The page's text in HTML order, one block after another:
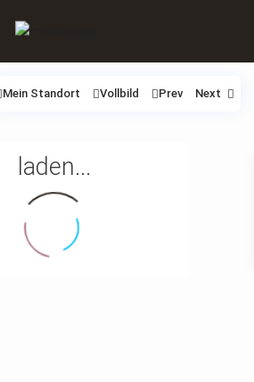
laden...
Mein Standort Vollbild Prev Next